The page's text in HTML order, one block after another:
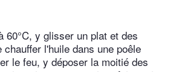
60°C, y glisser un plat et des
l'huile dans une poêle
le feu, y déposer la moitié des